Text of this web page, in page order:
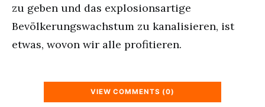
zu geben und das explosionsartige
Bevölkerungswachstum zu kanalisieren, ist
etwas, wovon wir alle profitieren.
VIEW COMMENTS (0)